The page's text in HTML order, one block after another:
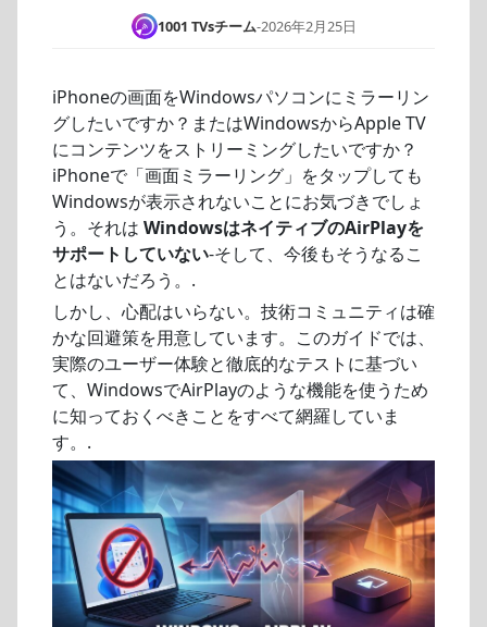
1001 TVsチーム-2026年2月25日
iPhoneの画面をWindowsパソコンにミラーリン
グしたいですか？またはWindowsからApple TV
にコンテンツをストリーミングしたいですか？
iPhoneで「画面ミラーリング」をタップしても
Windowsが表示されないことにお気づきでしょ
う。それは WindowsはネイティブのAirPlayを
サポートしていない-そして、今後もそうなるこ
とはないだろう。.
しかし、心配はいらない。技術コミュニティは確
かな回避策を用意しています。このガイドでは、
実際のユーザー体験と徹底的なテストに基づい
て、WindowsでAirPlayのような機能を使うため
に知っておくべきことをすべて網羅していま
す。.